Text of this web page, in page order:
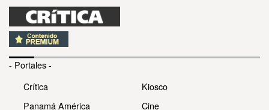
- Portales -
Crítica
Panamá América
Kiosco
Cine